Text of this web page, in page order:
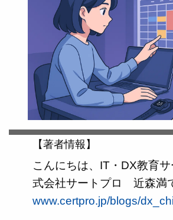
【著者情報】
こんにちは、IT・DX教育
式会社サートプロ 近森満
www.certpro.jp/blogs/